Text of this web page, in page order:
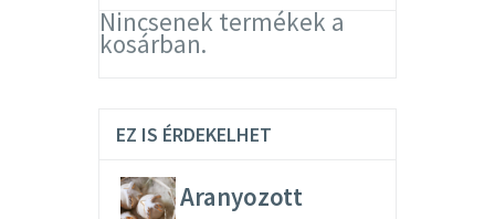
Nincsenek termékek a
kosárban.
EZ IS ÉRDEKELHET
Aranyozott